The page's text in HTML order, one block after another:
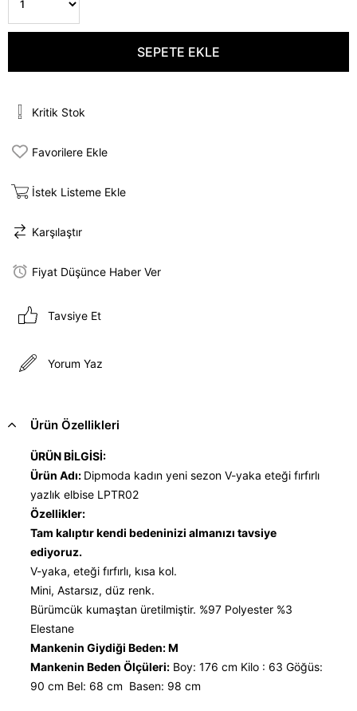
Kritik Stok
Favorilere Ekle
İstek Listeme Ekle
Karşılaştır
Fiyat Düşünce Haber Ver
Tavsiye Et
Yorum Yaz
Ürün Özellikleri
ÜRÜN BİLGİSİ:
Ürün Adı: Dipmoda kadın yeni sezon V-yaka eteği fırfırlı
yazlık elbise LPTR02
Özellikler:
Tam kalıptır kendi bedeninizi almanızı tavsiye
ediyoruz.
V-yaka, eteği fırfırlı, kısa kol.
Mini, Astarsız, düz renk.
Bürümcük kumaştan üretilmiştir. %97 Polyester %3
Elestane
Mankenin Giydiği Beden: M
Mankenin Beden Ölçüleri: Boy: 176 cm Kilo : 63 Göğüs:
90 cm Bel: 68 cm Basen: 98 cm